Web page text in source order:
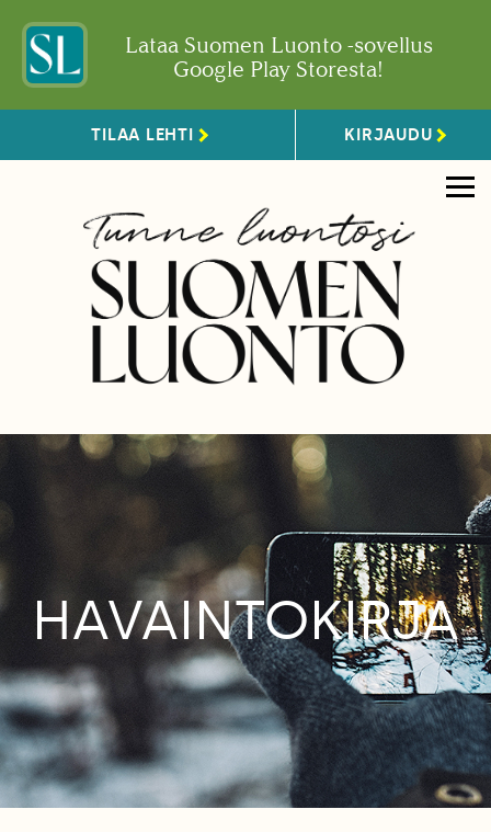
Lataa Suomen Luonto -sovellus
Google Play Storesta!
TILAA LEHTI KIRJAUDU
HAVAINTOKIRJA